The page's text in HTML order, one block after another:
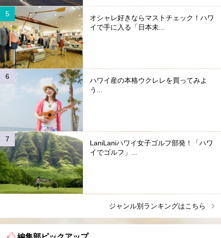
オシャレ好きならマストチェック！ハワ
イで手に入る「日本未...
ハワイ産の本格ウクレレを買ってみよ
う...
LaniLaniハワイ女子ゴルフ部発！「ハワ
イでゴルフ」...
ジャンル別ランキングはこちら